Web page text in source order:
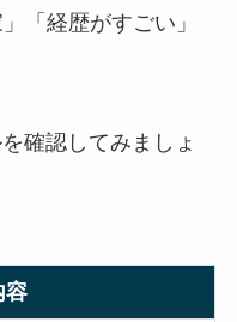
「経歴がすごい」
確認してみましょ
容